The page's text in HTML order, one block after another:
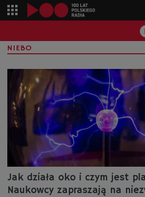
NIEBO
Jak działa oko i czym jest
Naukowcy zapraszają na